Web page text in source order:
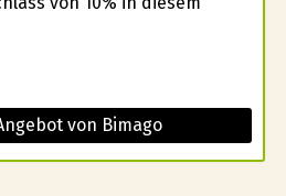
von Bimago